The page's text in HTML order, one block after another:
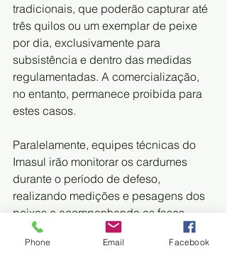
tradicionais, que poderão capturar até
três quilos ou um exemplar de peixe
por dia, exclusivamente para
subsistência e dentro das medidas
regulamentadas. A comercialização,
no entanto, permanece proibida para
estes casos.
Paralelamente, equipes técnicas do
Imasul irão monitorar os cardumes
durante o período de defeso,
realizando medições e pesagens dos
peixes e acompanhando as fases
reprodutivas. Esses estudos sobre a
maturação das gônadas são
Phone Email Facebook